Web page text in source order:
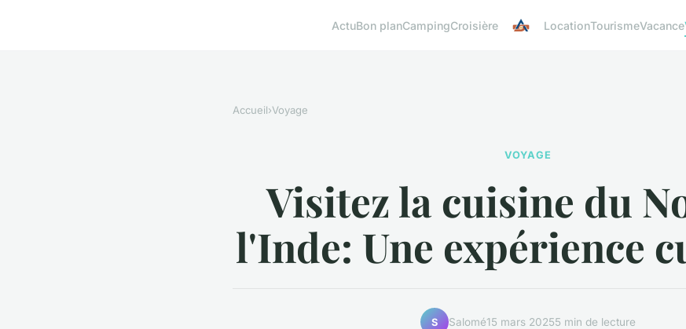
ActuBon planCampingCroisière LocationTourismeVacance
Accueil›Voyage
VOYAGE
Visitez la cuisine du
l'Inde: Une expérience
S Salomé15 mars 20255 min de lecture